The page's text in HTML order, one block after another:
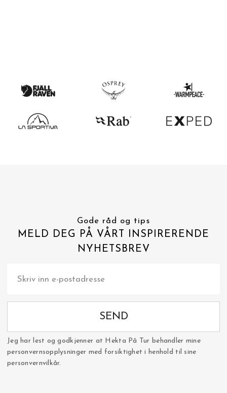
Gode råd og tips
MELD DEG PÅ VÅRT INSPIRERENDE
NYHETSBREV
SEND
Jeg har lest og godkjenner at Hekta På Tur behandler mine
personvernsopplysninger med forsiktighet i henhold til sine
personvernvilkår.